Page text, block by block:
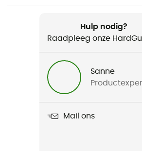
Aqua Back Deluxe
Maximale belasting
Hulp nodig?
Raadpleeg onze
Sanne
Mail ons